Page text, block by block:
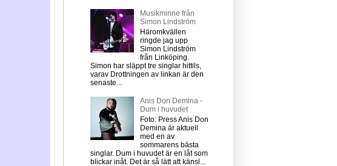
Musikminne från
Simon Lindström
Häromkvällen
ringde jag upp
Simon Lindström
från Linköping.
Simon har släppt tre singlar hittils,
varav Drottningen av linkan är den
senaste...
Anis Don Demina -
Dum i huvudet
Foto: Press Anis Don
Demina är aktuell
med en av
sommarens bästa
singlar. Dum i huvudet är en låt som
blickar inåt. Det är så lätt att känsl...